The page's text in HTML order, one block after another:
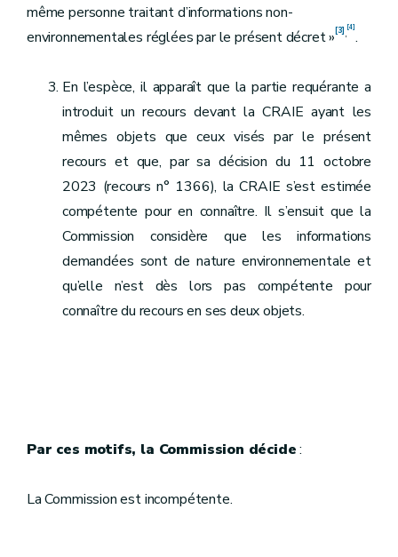
même personne traitant d’informations non-
environnementales réglées par le présent décret »[3], [4]
.
En l’espèce, il apparaît que la partie requérante a
introduit un recours devant la CRAIE ayant les
mêmes objets que ceux visés par le présent
recours et que, par sa décision du 11 octobre
2023 (recours n° 1366), la CRAIE s’est estimée
compétente pour en connaître. Il s’ensuit que la
Commission considère que les informations
demandées sont de nature environnementale et
qu’elle n’est dès lors pas compétente pour
connaître du recours en ses deux objets.
Par ces motifs, la Commission décide:
La Commission est incompétente.